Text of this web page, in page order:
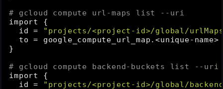
# gcloud compute url-maps list --uri
import {
id =
"projects/<project-id>/global/
to = google_compute_url_map.<unique-name>
}
# gcloud compute backend-buckets list --uri
import {
id =
"projects/<project-id>/global/